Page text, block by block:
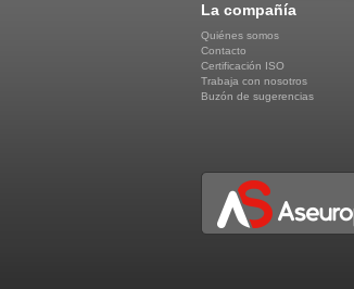
La compañía
Quiénes somos
Contacto
Certificación ISO
Trabaja con nosotros
Buzón de sugerencias